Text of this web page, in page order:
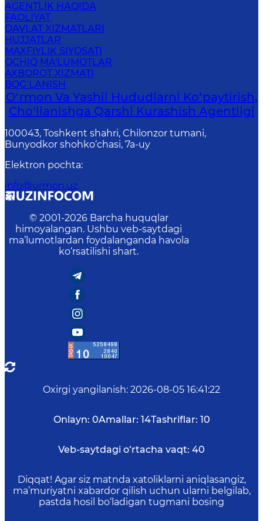
AGENTLIK HAQIDA
FAOLIYAT
DAVLAT XIZMATLARI
HUJJATLAR
MAXFIYLIK SIYOSATI
OCHIQ MA'LUMOTLAR
AXBOROT XIZMATI
BOG‘LANISH
O‘rmon Va Yashil Hududlarni Ko‘paytirish,
Cho‘llanishga Qarshi Kurashish Agentligi
100043, Toshkent shahri, Chilonzor tumani,
Bunyodkor shohko‘chasi, 7a-uy
Elektron pochta:
info@urmon.uz
© 2001-2026 Barcha huquqlar
himoyalangan. Ushbu veb-saytdagi
ma’lumotlardan foydalanganda havola
ko‘rsatilishi shart.
Oxirgi yangilanish: 2026-08-05 16:41:22
Onlayn: 0Amallar: 14Tashriflar: 10
Veb-saytdagi o‘rtacha vaqt: 40
Diqqat! Agar siz matnda xatoliklarni aniqlasangiz,
ma’muriyatni xabardor qilish uchun ularni belgilab,
pastda hosil bo‘ladigan tugmani bosing